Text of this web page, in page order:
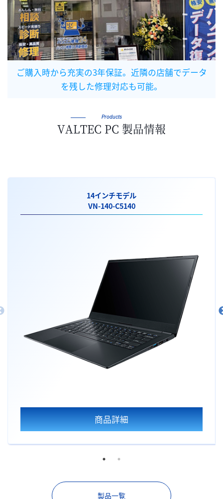
ご購入時から充実の3年保証。近隣の店舗でデータ
を残した修理対応も可能。
Products
VALTEC PC 製品情報
14インチモデル
VN-140-C5140
商品詳細
製品一覧